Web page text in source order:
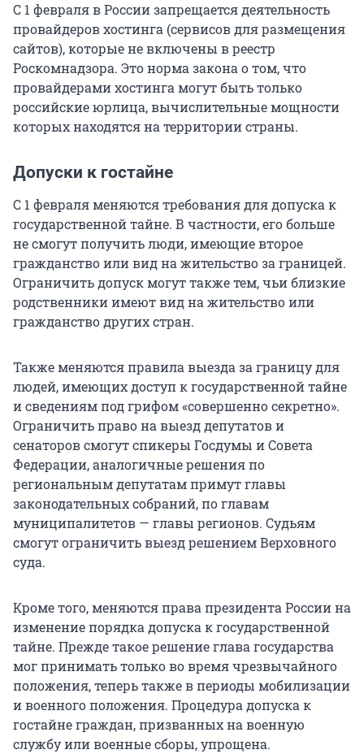
С 1 февраля в России запрещается деятельность
провайдеров хостинга (сервисов для размещения
сайтов), которые не включены в реестр
Роскомнадзора. Это норма закона о том, что
провайдерами хостинга могут быть только
российские юрлица, вычислительные мощности
которых находятся на территории страны.
Допуски к гостайне
С 1 февраля меняются требования для допуска к
государственной тайне. В частности, его больше
не смогут получить люди, имеющие второе
гражданство или вид на жительство за границей.
Ограничить допуск могут также тем, чьи близкие
родственники имеют вид на жительство или
гражданство других стран.
Также меняются правила выезда за границу для
людей, имеющих доступ к государственной тайне
и сведениям под грифом «совершенно секретно».
Ограничить право на выезд депутатов и
сенаторов смогут спикеры Госдумы и Совета
Федерации, аналогичные решения по
региональным депутатам примут главы
законодательных собраний, по главам
муниципалитетов — главы регионов. Судьям
смогут ограничить выезд решением Верховного
суда.
Кроме того, меняются права президента России на
изменение порядка допуска к государственной
тайне. Прежде такое решение глава государства
мог принимать только во время чрезвычайного
положения, теперь также в периоды мобилизации
и военного положения. Процедура допуска к
гостайне граждан, призванных на военную
службу или военные сборы, упрощена.